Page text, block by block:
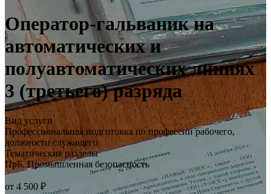
Оператор-гальваник на
автоматических и
полуавтоматических линиях
3 (третьего) разряда
Вид услуги
Профессиональная подготовка по профессии рабочего,
должности служащего
Тематические разделы
ПрБ. Промышленная безопасность
от 4 500 ₽